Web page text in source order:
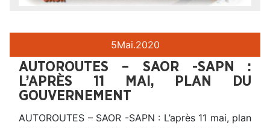
5Mai.2020
AUTOROUTES – SAOR -SAPN :
L’APRÈS 11 MAI, PLAN DU
GOUVERNEMENT
AUTOROUTES – SAOR -SAPN : L’après 11 mai, plan